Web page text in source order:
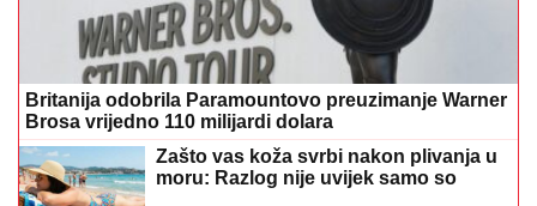
Britanija odobrila Paramountovo preuzimanje Warner
Brosa vrijedno 110 milijardi dolara
Zašto vas koža svrbi nakon plivanja u
moru: Razlog nije uvijek samo so